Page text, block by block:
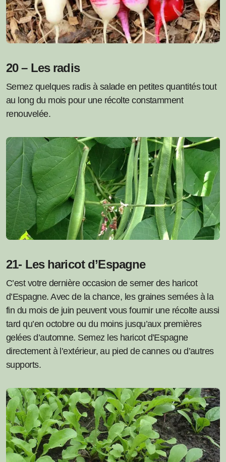
20 – Les radis
Semez quelques radis à salade en petites quantités tout
au long du mois pour une récolte constamment
renouvelée.
21- Les haricot d’Espagne
C’est votre dernière occasion de semer des haricot
d’Espagne. Avec de la chance, les graines semées à la
fin du mois de juin peuvent vous fournir une récolte aussi
tard qu’en octobre ou du moins jusqu’aux premières
gelées d’automne. Semez les haricot d’Espagne
directement à l’extérieur, au pied de cannes ou d’autres
supports.